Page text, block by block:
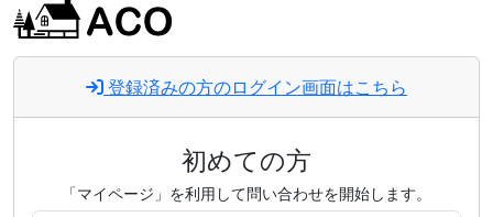
登録済みの方のログイン画面はこちら
初めての方
「マイページ」を利用して問い合わせを開始します。